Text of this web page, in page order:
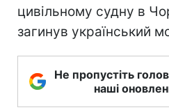
цивільному судну в
загинув український
Не пропустіть
наші